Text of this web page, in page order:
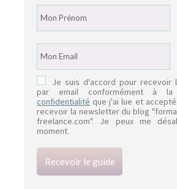
Je suis d'accord pour recevoir
par email conformément à
confidentialité que j'ai lue et
recevoir la newsletter du blog
freelance.com". Je peux me
moment.
Recevoir le guide